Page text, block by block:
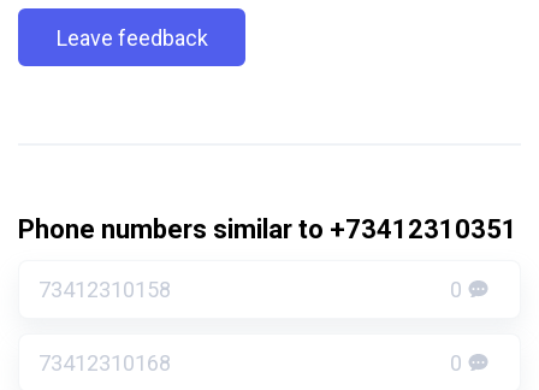
Leave feedback
Phone numbers similar to +73412310351
73412310158 0
73412310168 0